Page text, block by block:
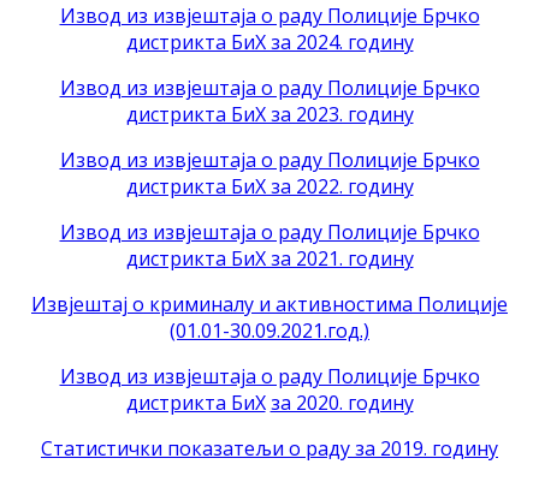
Извод из извјештаја о раду Полиције Брчко
дистрикта БиХ за 2024. годину
Извод из извјештаја о раду Полиције Брчко
дистрикта БиХ за 2023. годину
Извод из извјештаја о раду Полиције Брчко
дистрикта БиХ за 2022. годину
Извод из извјештаја о раду Полиције Брчко
дистрикта БиХ за 2021. годину
Извјештај о криминалу и активностима Полиције
(01.01-30.09.2021.год.)
Извод из извјештаја о раду Полиције Брчко
дистрикта БиХ за 2020. годину
Статистички показатељи о раду за 2019. годину